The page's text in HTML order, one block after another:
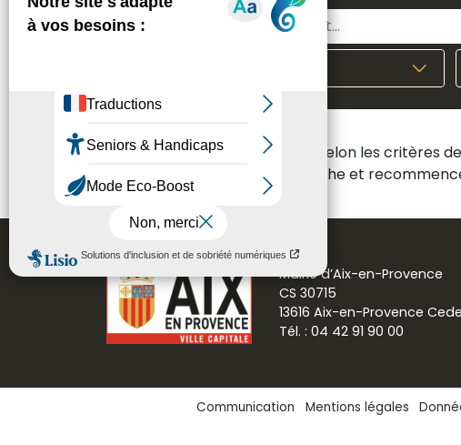
Aucun résultat n'a été trouvé selon les critères
Veuillez modifier votre recherche et
Mairie d’Aix-en-Provence
CS 30715
13616 Aix-en-Provence
Tél. : 04 42 91 90 00
Communication Mentions légales